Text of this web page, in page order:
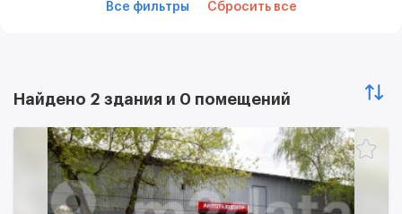
Все фильтры Сбросить все
Найдено 2 здания и 0 помещений